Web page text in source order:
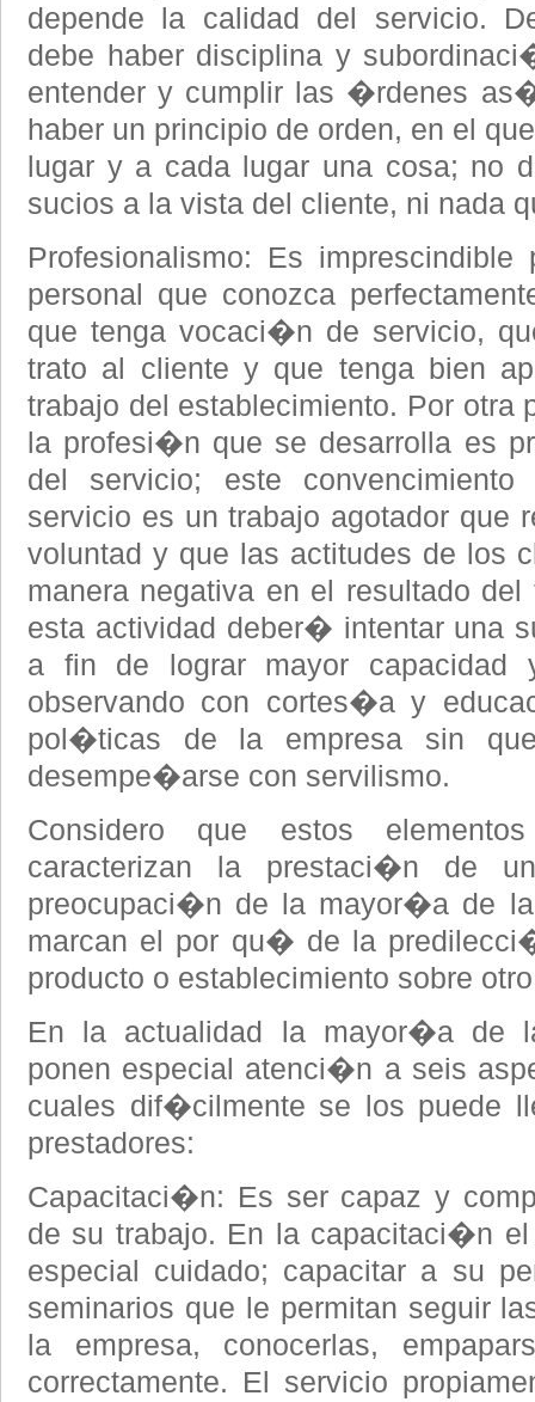
depende la calidad del servicio.
debe haber disciplina y
entender y cumplir las �rdenes
haber un principio de orden, en el
lugar y a cada lugar una cosa; no
sucios a la vista del cliente, ni nada
Profesionalismo: Es
personal que conozca
que tenga vocaci�n de servicio,
trato al cliente y que tenga bien
trabajo del establecimiento. Por otra
la profesi�n que se desarrolla es
del servicio; este
servicio es un trabajo agotador que
voluntad y que las actitudes de los
manera negativa en el resultado
esta actividad deber� intentar una
a fin de lograr mayor capacidad
observando con cortes�a y
pol�ticas de la empresa sin
desempe�arse con servilismo.
Considero que estos
caracterizan la prestaci�n de
preocupaci�n de la mayor�a de
marcan el por qu� de la
producto o establecimiento sobre
En la actualidad la mayor�a de
ponen especial atenci�n a seis
cuales dif�cilmente se los puede
prestadores:
Capacitaci�n: Es ser capaz y
de su trabajo. En la capacitaci�n
especial cuidado; capacitar a su
seminarios que le permitan seguir
la empresa, conocerlas,
correctamente. El servicio